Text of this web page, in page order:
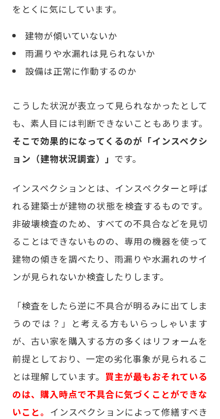
をとくに気にしています。
建物が傾いていないか
雨漏りや水漏れは見られないか
設備は正常に作動するのか
こうした状況が表立って見られなかったとして
も、素人目には判断できないこともあります。
そこで効果的になってくるのが「インスペクシ
ョン（建物状況調査）」 です。
インスペクションとは、インスペクターと呼ば
れる建築士が建物の状態を検査するものです。
非破壊検査のため、すべての不具合などを見切
ることはできないものの、専用の機器を使って
建物の傾きを調べたり、雨漏りや水漏れのサイ
ンが見られないか検査したりします。
「検査をしたら逆に不具合が明るみに出てしま
うのでは？」と考える方もいらっしゃいます
が、古い家を購入する方の多くはリフォームを
前提としており、一定の劣化事象が見られるこ
とは理解しています。 買主が最もおそれている
のは、購入時点で不具合に気づくことができな
いこと。 インスペクションによって修繕すべき